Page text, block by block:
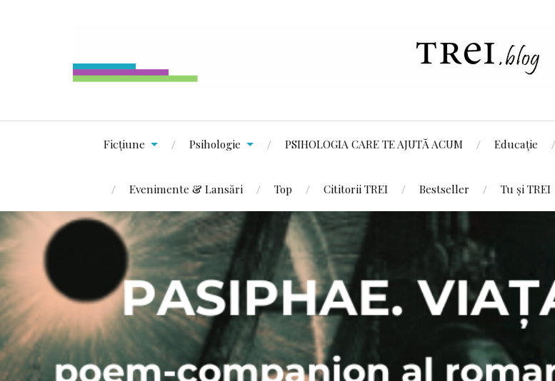
Ficțiune Psihologie PSIHOLOGIA CARE TE AJUTĂ ACUM Educație
Evenimente & Lansări Top Cititorii TREI Bestseller Tu și TREI